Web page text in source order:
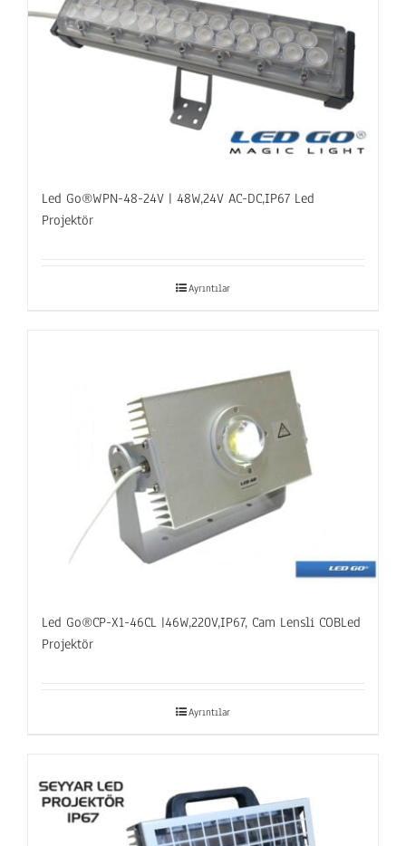
Led Go®WPN-48-24V | 48W,24V AC-DC,IP67 Led
Projektör
Ayrıntılar
Led Go®CP-X1-46CL |46W,220V,IP67, Cam Lensli COBLed
Projektör
Ayrıntılar